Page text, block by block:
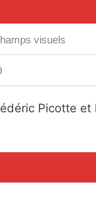
visuels
Picotte